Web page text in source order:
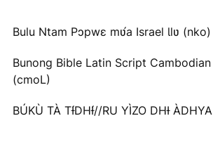
Bulu Ntam Pɔpwɛ mʋ́a Israel Ɩlʋ (nko)
Bunong Bible Latin Script
(cmoL)
BÚKÙ TÀ TƗ́DHƗ́//RU YÌZO DHƗ